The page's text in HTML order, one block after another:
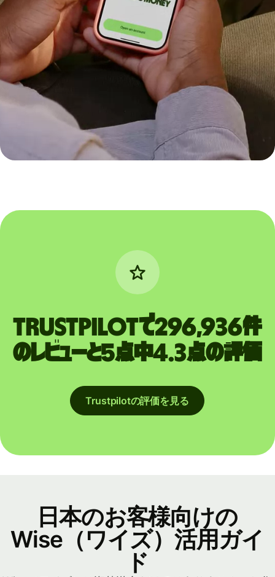
Trustpilotで296,936件
のレビューと5点中4.3点の評価
Trustpilotの評価を見る
日本のお客様向けの
Wise（ワイズ）活用ガイ
ド